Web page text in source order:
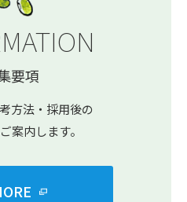
要項
方法・採用後の
案内します。